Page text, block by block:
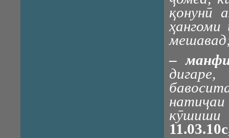
қонунӣ
ҳангоми
–
натиҷаи
кӯшиши